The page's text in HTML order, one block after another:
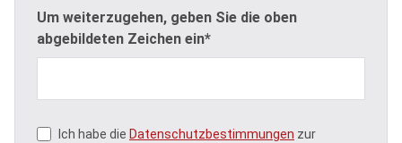
Um weiterzugehen, geben Sie die oben
abgebildeten Zeichen ein*
Ich habe die Datenschutzbestimmungen zur